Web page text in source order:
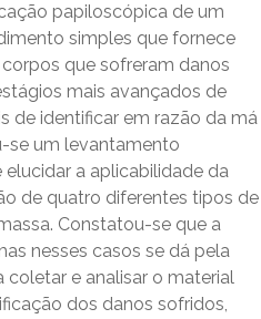
papiloscópica de um
simples que fornece
que sofreram danos
mais avançados de
de identificar em razão da má
se um levantamento
a aplicabilidade da
de quatro diferentes tipos de
Constatou-se que a
nesses casos se dá pela
e analisar o material
dos danos sofridos,